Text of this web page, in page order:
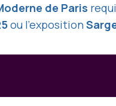
de Paris
ou l’exposition